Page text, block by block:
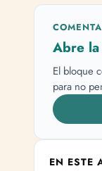
Abre la
El bloque
para no
EN ESTE